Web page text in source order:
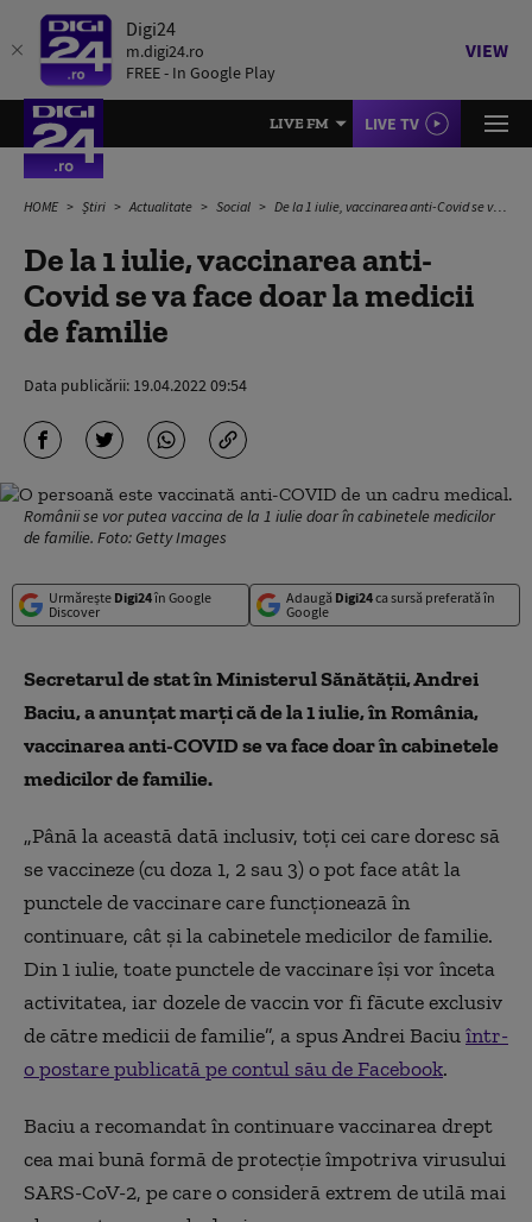
Digi24
m.digi24.ro
FREE - In Google Play
VIEW
LIVE FM LIVE TV
HOME Știri Actualitate Social De la 1 iulie, vaccinarea anti-Covid se va face doar la medicii de familie
De la 1 iulie, vaccinarea anti-
Covid se va face doar la medicii
de familie
Data publicării: 19.04.2022 09:54
Românii se vor putea vaccina de la 1 iulie doar în cabinetele medicilor
de familie. Foto: Getty Images
Urmărește Digi24în Google
Discover
Adaugă Digi24ca sursă preferată în
Google
Secretarul de stat în Ministerul Sănătăţii, Andrei
Baciu, a anunţat marţi că de la 1 iulie, în România,
vaccinarea anti-COVID se va face doar în cabinetele
medicilor de familie.
„Până la această dată inclusiv, toţi cei care doresc să
se vaccineze (cu doza 1, 2 sau 3) o pot face atât la
punctele de vaccinare care funcţionează în
continuare, cât şi la cabinetele medicilor de familie.
Din 1 iulie, toate punctele de vaccinare îşi vor înceta
activitatea, iar dozele de vaccin vor fi făcute exclusiv
de către medicii de familie”, a spus Andrei Baciuîntr-
o postare publicată pe contul său de Facebook.
Baciu a recomandat în continuare vaccinarea drept
cea mai bună formă de protecţie împotriva virusului
SARS-CoV-2, pe care o consideră extrem de utilă mai